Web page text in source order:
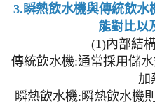
3.瞬熱飲水機與傳統飲
能對比以
(1)內部結
傳統飲水機:通常採用儲
加
瞬熱飲水機:瞬熱飲水機